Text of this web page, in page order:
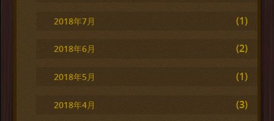
2018年7月 (1)
2018年6月 (2)
2018年5月 (1)
2018年4月 (3)